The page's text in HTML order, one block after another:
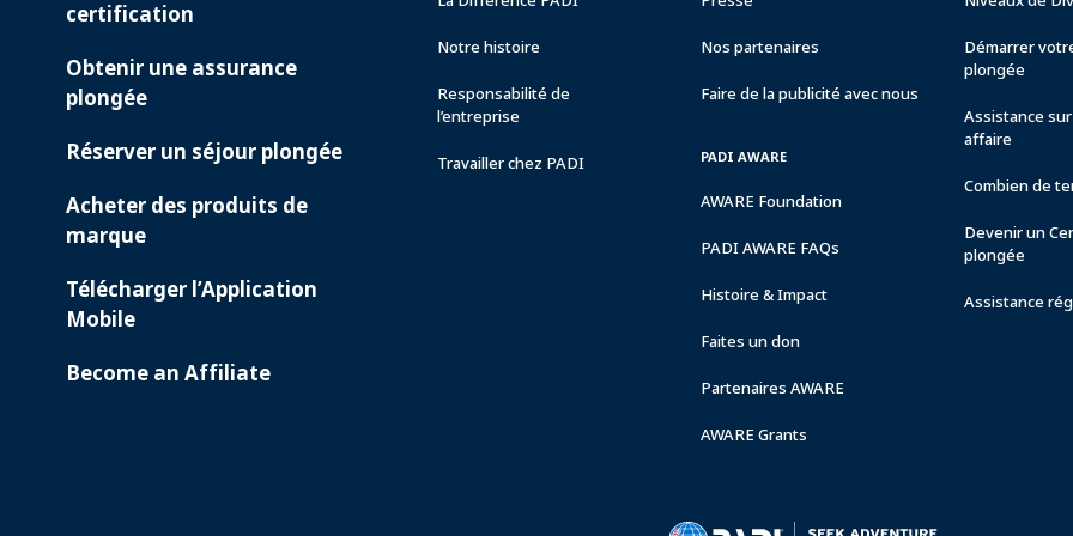
certification
Obtenir une assurance
plongée
Réserver un séjour plongée
Acheter des produits de
marque
Télécharger l’Application
Mobile
Become an Affiliate
Notre histoire
Responsabilité de
l’entreprise
Travailler chez PADI
Nos partenaires
Faire de la publicité avec nous
PADI AWARE
AWARE Foundation
PADI AWARE FAQs
Histoire & Impact
Faites un don
Partenaires AWARE
AWARE Grants
Démarrer
plongée
Assistance
affaire
Combien de
Devenir un
plongée
Assistance